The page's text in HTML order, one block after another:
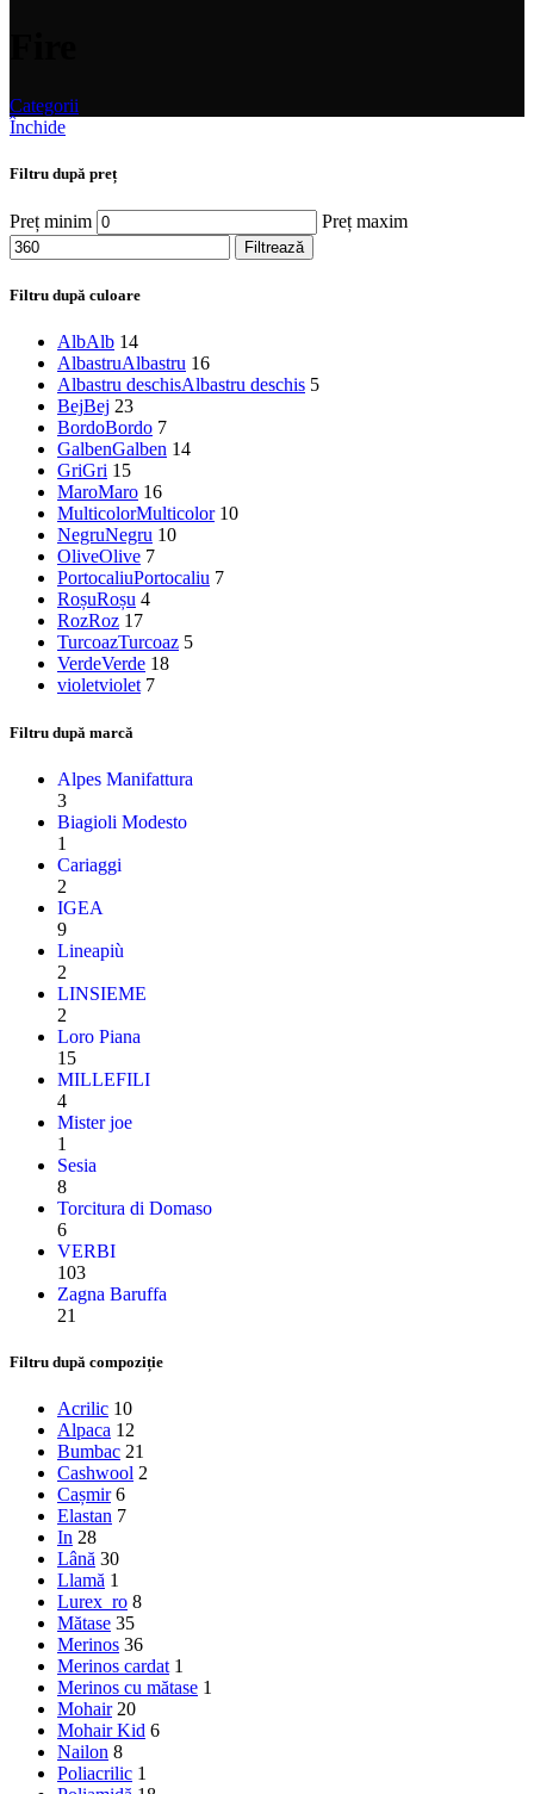
Categorii
Închide
Filtru după preț
Preț minim Preț maxim
Filtrează
Filtru după culoare
AlbAlb 14
AlbastruAlbastru 16
Albastru deschisAlbastru deschis 5
BejBej 23
BordoBordo 7
GalbenGalben 14
GriGri 15
MaroMaro 16
MulticolorMulticolor 10
NegruNegru 10
OliveOlive 7
PortocaliuPortocaliu 7
RoșuRoșu 4
RozRoz 17
TurcoazTurcoaz 5
VerdeVerde 18
violetviolet 7
Filtru după marcă
Alpes Manifattura
3
Biagioli Modesto
1
Cariaggi
2
IGEA
9
Lineapiù
2
LINSIEME
2
Loro Piana
15
MILLEFILI
4
Mister joe
1
Sesia
8
Torcitura di Domaso
6
VERBI
103
Zagna Baruffa
21
Filtru după compoziție
Acrilic 10
Alpaca 12
Bumbac 21
Cashwool 2
Cașmir 6
Elastan 7
In 28
Lână 30
Llamă 1
Lurex_ro 8
Mătase 35
Merinos 36
Merinos cardat 1
Merinos cu mătase 1
Mohair 20
Mohair Kid 6
Nailon 8
Poliacrilic 1